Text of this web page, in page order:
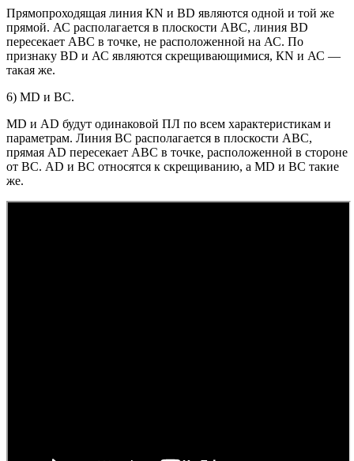
Прямопроходящая линия КN и ВD являются одной и той же
прямой. АС располагается в плоскости АВС, линия ВD
пересекает АВС в точке, не расположенной на АС. По
признаку ВD и АС являются скрещивающимися, КN и АС —
такая же.
6) МD и ВС.
MD и АD будут одинаковой ПЛ по всем характеристикам и
параметрам. Линия ВС располагается в плоскости АВС,
прямая АD пересекает АВС в точке, расположенной в стороне
от ВС. АD и ВС относятся к скрещиванию, а МD и ВС такие
же.